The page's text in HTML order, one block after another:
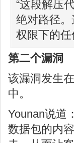
“这段解压
绝对路径
权限下的任
第二个漏洞
该漏洞发生在
中。
Younan说道
数据包的内